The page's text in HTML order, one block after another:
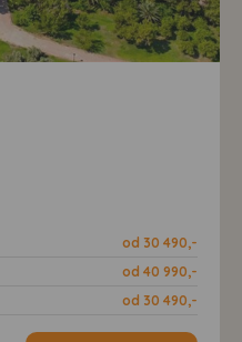
od 30 490,-
od 40 990,-
od 30 490,-